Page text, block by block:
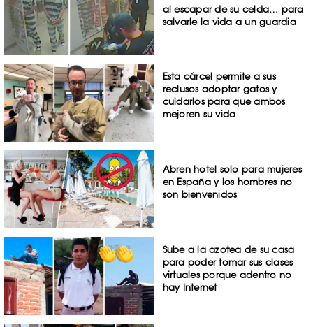
al escapar de su celda… para
salvarle la vida a un guardia
Esta cárcel permite a sus
reclusos adoptar gatos y
cuidarlos para que ambos
mejoren su vida
Abren hotel solo para mujeres
en España y los hombres no
son bienvenidos
Sube a la azotea de su casa
para poder tomar sus clases
virtuales porque adentro no
hay Internet